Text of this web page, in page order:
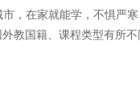
，在家就能学，不惧严
教国籍、课程类型有所